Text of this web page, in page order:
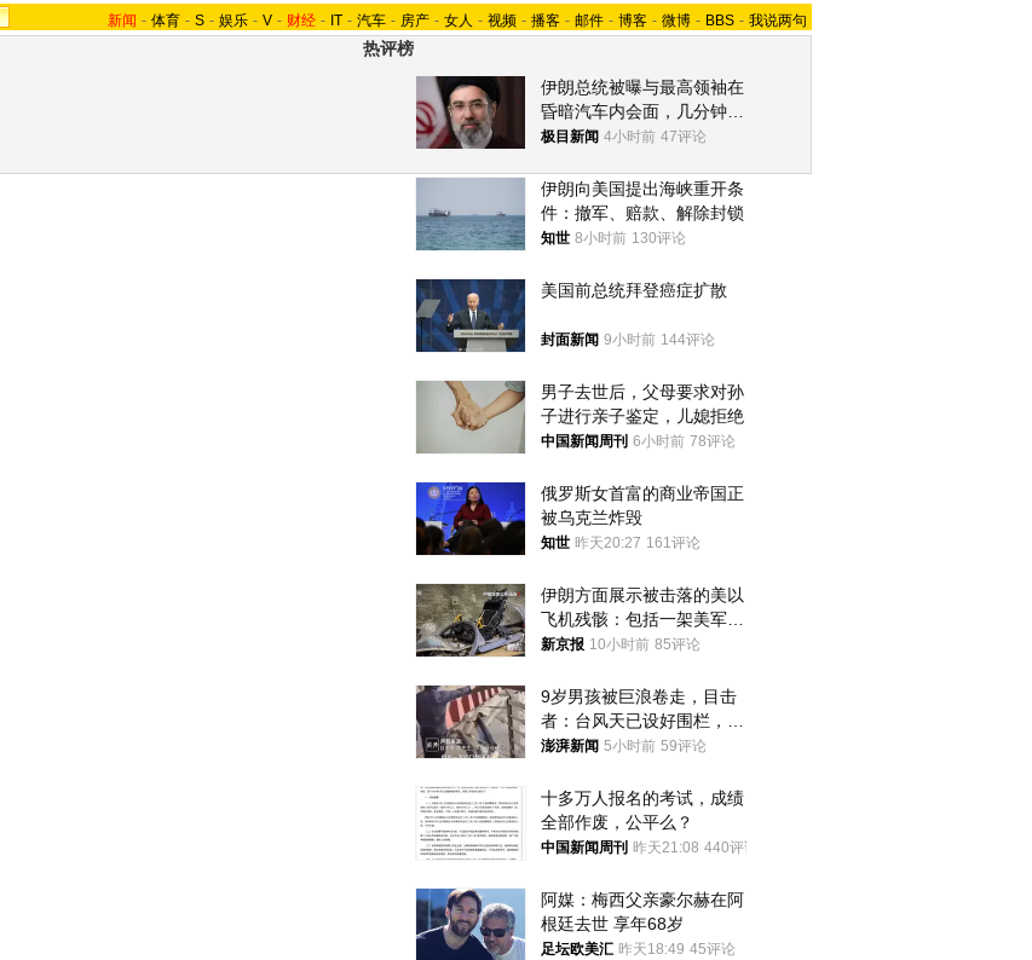
新闻 - 体育 - S - 娱乐 - V - 财经 - IT - 汽车 - 房产 - 女人 - 视频 - 播客 - 邮件 - 博客 - 微博 - BBS - 我说两句
热评榜
伊朗总统被曝与最高领袖在
昏暗汽车内会面，几分钟里
只能靠声音交谈难辨真假
极目新闻 4小时前 47评论
伊朗向美国提出海峡重开条
件：撤军、赔款、解除封锁
知世 8小时前 130评论
美国前总统拜登癌症扩散
封面新闻 9小时前 144评论
男子去世后，父母要求对孙
子进行亲子鉴定，儿媳拒绝
中国新闻周刊 6小时前 78评论
俄罗斯女首富的商业帝国正
被乌克兰炸毁
知世 昨天20:27 161评论
伊朗方面展示被击落的美以
飞机残骸：包括一架美军F-
15战斗机残骸以及多架无人
新京报 10小时前 85评论
9岁男孩被巨浪卷走，目击
者：台风天已设好围栏，一
家四口翻入时保安曾喊话劝
澎湃新闻 5小时前 59评论
十多万人报名的考试，成绩
全部作废，公平么？
中国新闻周刊 昨天21:08 440评论
阿媒：梅西父亲豪尔赫在阿
根廷去世 享年68岁
足坛欧美汇 昨天18:49 45评论